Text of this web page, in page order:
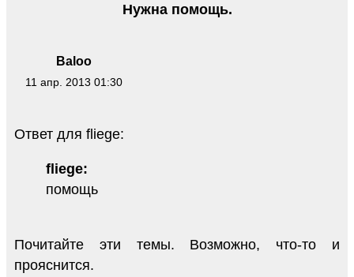
Baloo
11 апр. 2013 01:30
Нужна помощь.
Ответ для fliege:
fliege:
помощь
Почитайте эти темы. Возможно, что-то и
прояснится.